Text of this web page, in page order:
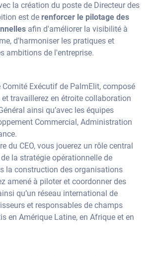
la création du poste de Directeur des
est de renforcer le pilotage des
afin d'améliorer la visibilité à
d'harmoniser les pratiques et
ambitions de l'entreprise.
Comité Exécutif de PalmElit, composé
travaillerez en étroite collaboration
ainsi qu’avec les équipes
Commercial, Administration
du CEO, vous jouerez un rôle central
la stratégie opérationnelle de
la construction des organisations
amené à piloter et coordonner des
qu’un réseau international de
et responsables de champs
en Amérique Latine, en Afrique et en